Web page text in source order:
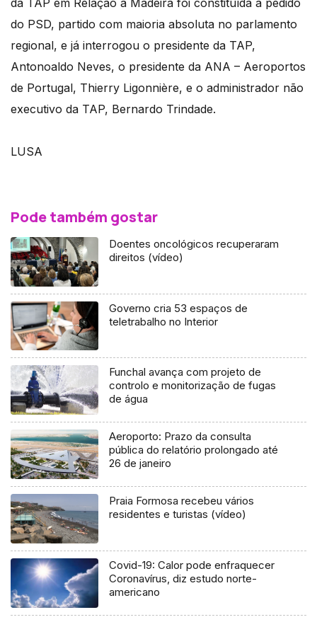
do PSD, partido com maioria absoluta no parlamento
regional, e já interrogou o presidente da TAP,
Antonoaldo Neves, o presidente da ANA – Aeroportos
de Portugal, Thierry Ligonnière, e o administrador não
executivo da TAP, Bernardo Trindade.
LUSA
Pode também gostar
Doentes oncológicos recuperaram
direitos (vídeo)
Governo cria 53 espaços de
teletrabalho no Interior
Funchal avança com projeto de
controlo e monitorização de fugas
de água
Aeroporto: Prazo da consulta
pública do relatório prolongado até
26 de janeiro
Praia Formosa recebeu vários
residentes e turistas (vídeo)
Covid-19: Calor pode enfraquecer
Coronavírus, diz estudo norte-
americano